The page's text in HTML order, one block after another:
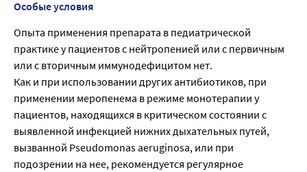
Особые условия
Опыта применения препарата в педиатрической
практике у пациентов с нейтропенией или с первичным
или с вторичным иммунодефицитом нет.
Как и при использовании других антибиотиков, при
применении меропенема в режиме монотерапии у
пациентов, находящихся в критическом состоянии с
выявленной инфекцией нижних дыхательных путей,
вызванной Pseudomonas aeruginosa, или при
подозрении на нее, рекомендуется регулярное